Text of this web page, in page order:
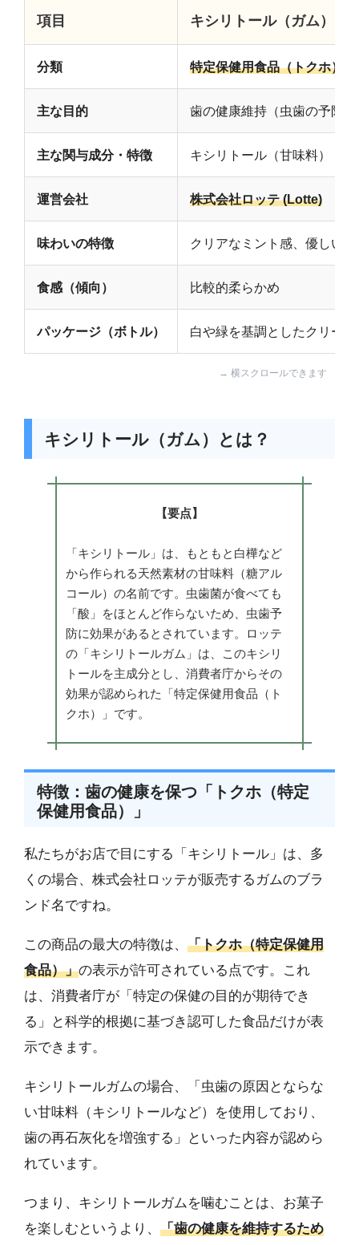
項目 キシリトール（ガム）
分類 特定保健用食品（トクホ）
主な目的 歯の健康維持（虫歯の予防）
主な関与成分・特徴 キシリトール（甘味料）
運営会社 株式会社ロッテ (Lotte)
味わいの特徴 クリアなミント感、優しい
食感（傾向） 比較的柔らかめ
パッケージ（ボトル） 白や緑を基調としたクリー
キシリトール（ガム）とは？
【要点】
「キシリトール」は、もともと白樺など
から作られる天然素材の甘味料（糖アル
コール）の名前です。虫歯菌が食べても
「酸」をほとんど作らないため、虫歯予
防に効果があるとされています。ロッテ
の「キシリトールガム」は、このキシリ
トールを主成分とし、消費者庁からその
効果が認められた「特定保健用食品（ト
クホ）」です。
特徴：歯の健康を保つ「トクホ（特定
保健用食品）」
私たちがお店で目にする「キシリトール」は、多
くの場合、株式会社ロッテが販売するガムのブラ
ンド名ですね。
この商品の最大の特徴は、 「トクホ（特定保健用
食品）」の表示が許可されている点です。これ
は、消費者庁が「特定の保健の目的が期待でき
る」と科学的根拠に基づき認可した食品だけが表
示できます。
キシリトールガムの場合、「虫歯の原因とならな
い甘味料（キシリトールなど）を使用しており、
歯の再石灰化を増強する」といった内容が認めら
れています。
つまり、キシリトールガムを噛むことは、お菓子
を楽しむというより、 「歯の健康を維持するため